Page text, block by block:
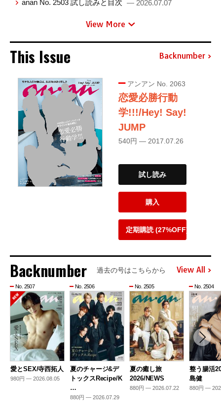
anan No. 2503 試し読みと目次 — 2026.07.07
View More
This Issue Backnumber
アンアン No. 2063
恋愛必勝行動
学!!!/Hey! Say!
JUMP
540円 — 2017.07.26
試し読み
購入
定期購読 (27%OFF)
Backnumber 過去の号はこちらから View All
No. 2507
愛とSEX/寺西拓人
980円 — 2026.08.05
No. 2506
夏のチャージ&デ
トックスRecipe/K
…
880円 — 2026.07.29
No. 2505
夏の癒し旅
2026/NEWS
880円 — 2026.07.22
No. 2504
整う腸活
島健
880円 —